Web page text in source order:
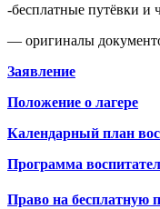
-бесплатные путёвки и
— оригиналы
Заявление
Положение о лагере
Календарный план
Программа
Право на бесплатную